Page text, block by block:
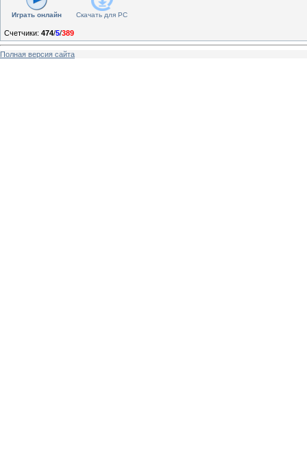
Играть онлайн Скачать для PC
Счетчики: 474/5/389
Полная версия сайта